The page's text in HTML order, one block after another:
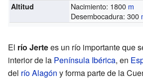
Altitud Nacimiento: 1800 m
Desembocadura: 300
El río Jertees un río importante que
interior de la Península Ibérica, en
del río Alagón y forma parte de la